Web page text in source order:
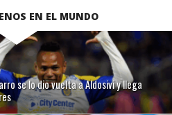
EN EL MUNDO
se lo dio vuelta a Aldosivi y llega